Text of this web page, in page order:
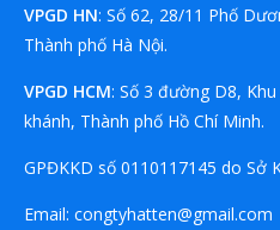
VPGD HN: Số 62, 28/11 Phố
Thành phố Hà Nội.
VPGD HCM: Số 3 đường D8,
khánh, Thành phố Hồ Chí Minh.
GPĐKKD số 0110117145 do Sở
Email: congtyhatten@gmail.com